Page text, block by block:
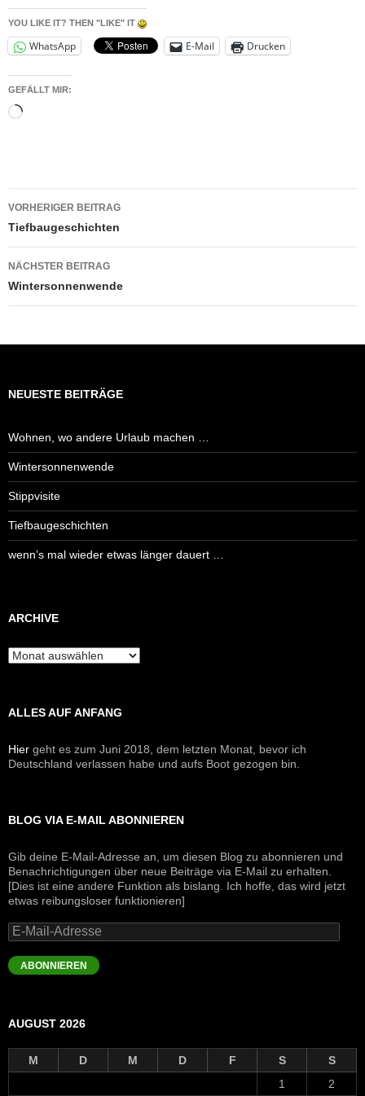
YOU LIKE IT? THEN "LIKE" IT
WhatsApp E-Mail Drucken
GEFÄLLT MIR:
Wird
Beitragsnavigation
VORHERIGER BEITRAG
Tiefbaugeschichten
NÄCHSTER BEITRAG
Wintersonnenwende
NEUESTE BEITRÄGE
Wohnen, wo andere Urlaub machen …
Wintersonnenwende
Stippvisite
Tiefbaugeschichten
wenn’s mal wieder etwas länger dauert …
ARCHIVE
Archive
ALLES AUF ANFANG
Hier geht es zum Juni 2018, dem letzten Monat, bevor ich
Deutschland verlassen habe und aufs Boot gezogen bin.
BLOG VIA E-MAIL ABONNIEREN
Gib deine E-Mail-Adresse an, um diesen Blog zu abonnieren und
Benachrichtigungen über neue Beiträge via E-Mail zu erhalten.
[Dies ist eine andere Funktion als bislang. Ich hoffe, das wird jetzt
etwas reibungsloser funktionieren]
E-
Mail-
Adresse
ABONNIEREN
AUGUST 2026
M D M D F S
S
1
2